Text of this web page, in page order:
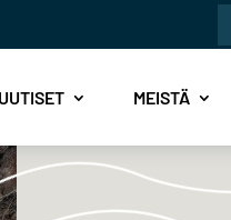
UUTISET MEISTÄ